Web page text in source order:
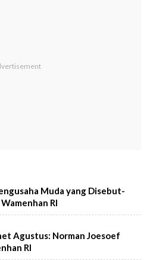
Muda yang Disebut-
RI
Agustus: Norman Joesoef
RI